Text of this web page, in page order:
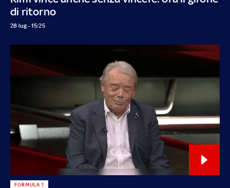
di ritorno
28 lug - 15:25
FORMULA 1